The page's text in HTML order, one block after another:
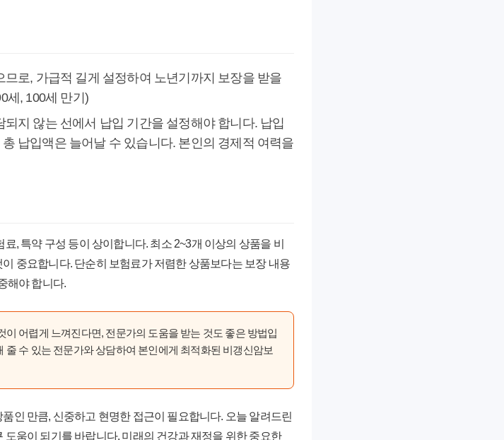
로, 가급적 길게 설정하여 노년기까지 보장을 받을
세, 100세 만기)
지 않는 선에서 납입 기간을 설정해야 합니다. 납입
납입액은 늘어날 수 있습니다. 본인의 경제적 여력을
, 특약 구성 등이 상이합니다. 최소 2~3개 이상의 상품을 비
중요합니다. 단순히 보험료가 저렴한 상품보다는 보장 내용
해야 합니다.
어렵게 느껴진다면, 전문가의 도움을 받는 것도 좋은 방법입
수 있는 전문가와 상담하여 본인에게 최적화된 비갱신암보
인 만큼, 신중하고 현명한 접근이 필요합니다. 오늘 알려드린
움이 되기를 바랍니다. 미래의 건강과 재정을 위한 중요한